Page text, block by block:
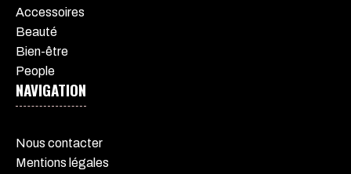
Accessoires
Beauté
Bien-être
People
NAVIGATION
Nous contacter
Mentions légales